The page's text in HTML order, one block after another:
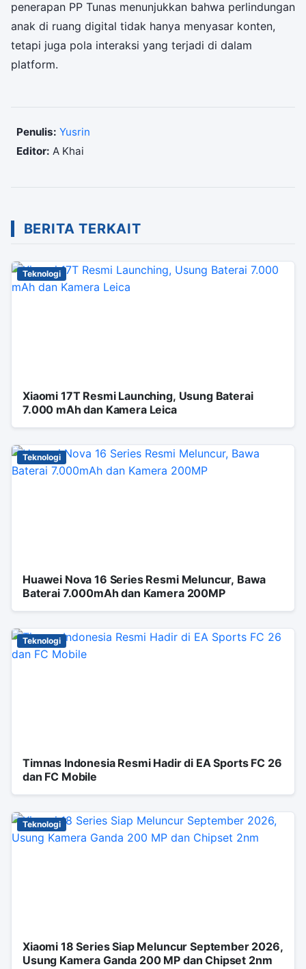
penerapan PP Tunas menunjukkan bahwa perlindungan
anak di ruang digital tidak hanya menyasar konten,
tetapi juga pola interaksi yang terjadi di dalam
platform.
Penulis: Yusrin
Editor: A Khai
BERITA TERKAIT
Teknologi
Xiaomi 17T Resmi Launching, Usung Baterai
7.000 mAh dan Kamera Leica
Teknologi
Huawei Nova 16 Series Resmi Meluncur, Bawa
Baterai 7.000mAh dan Kamera 200MP
Teknologi
Timnas Indonesia Resmi Hadir di EA Sports FC 26
dan FC Mobile
Teknologi
Xiaomi 18 Series Siap Meluncur September 2026,
Usung Kamera Ganda 200 MP dan Chipset 2nm